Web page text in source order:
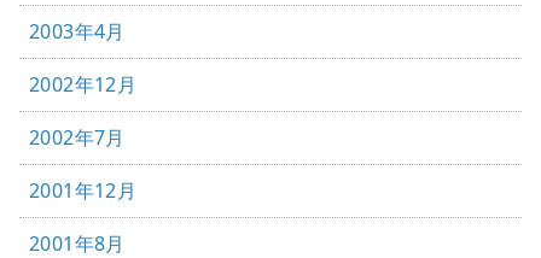
2003年4月
2002年12月
2002年7月
2001年12月
2001年8月